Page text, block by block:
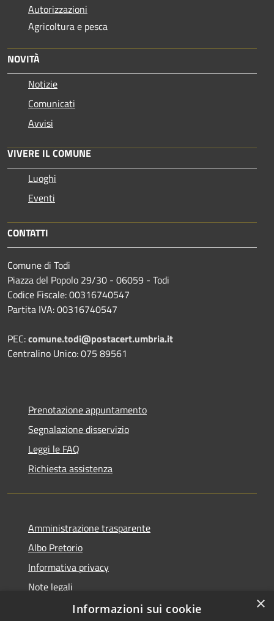
Autorizzazioni
Agricoltura e pesca
NOVITÀ
Notizie
Comunicati
Avvisi
VIVERE IL COMUNE
Luoghi
Eventi
CONTATTI
Comune di Todi
Piazza del Popolo 29/30 - 06059 - Todi
Codice Fiscale: 00316740547
Partita IVA: 00316740547
PEC:comune.todi@postacert.umbria.it
Centralino Unico: 075 89561
Prenotazione appuntamento
Segnalazione disservizio
Leggi le FAQ
Richiesta assistenza
Amministrazione trasparente
Albo Pretorio
Informativa privacy
Note legali
Dichiarazione di accessibilità
×
Informazioni sui cookie